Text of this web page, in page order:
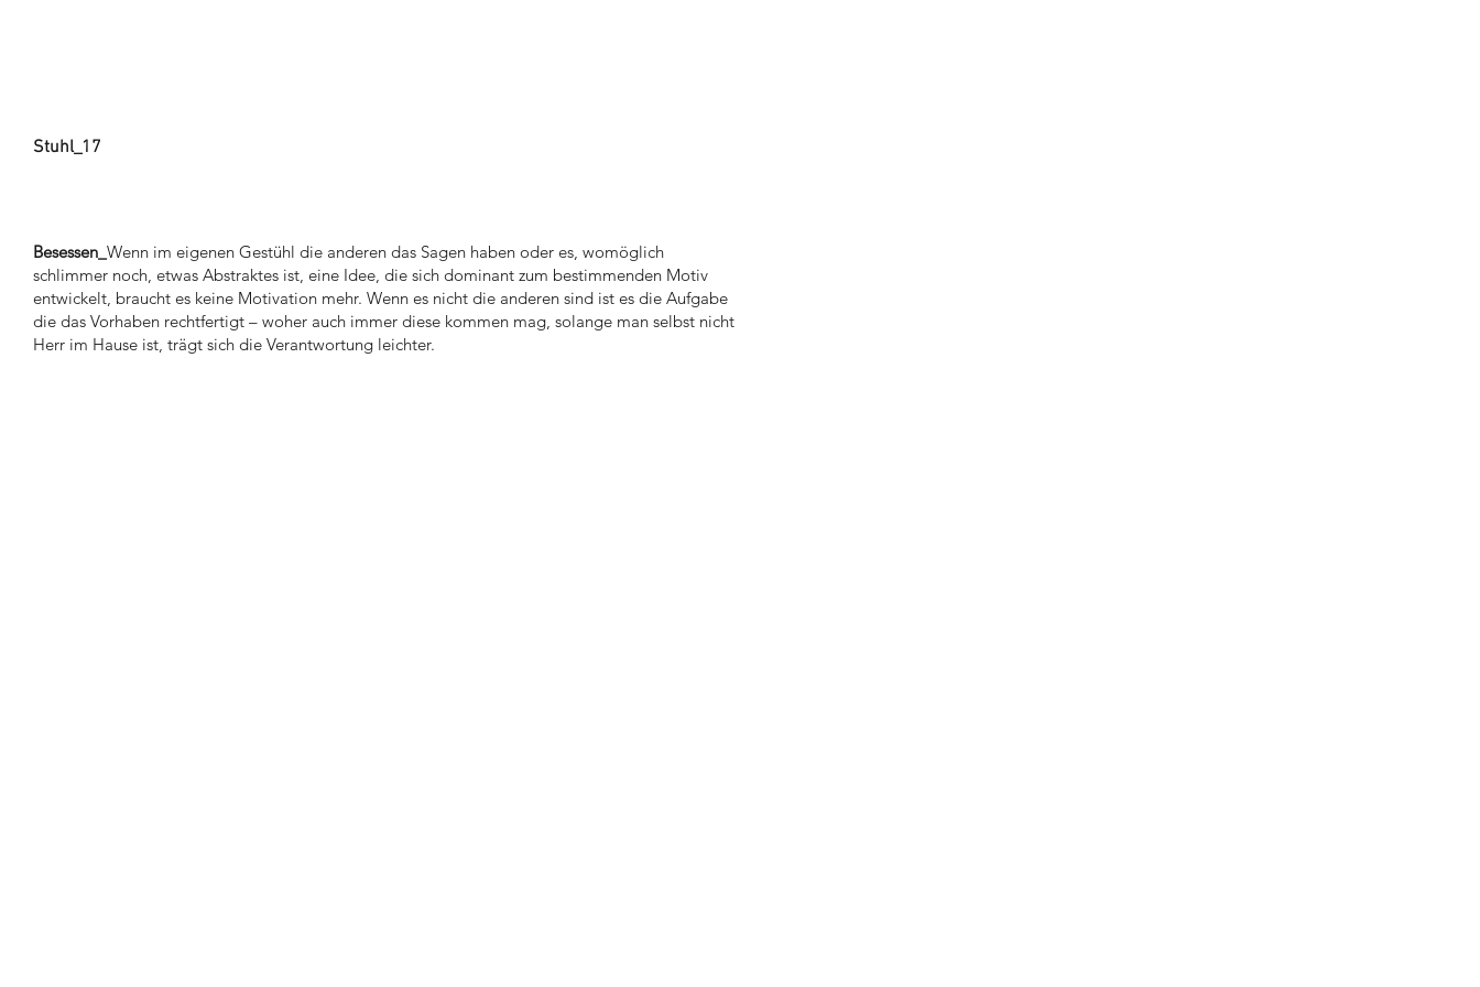
Besessen_ Wenn im eigenen Gestühl die anderen das Sagen haben oder es, womöglich
schlimmer noch, etwas Abstraktes ist, eine Idee, die sich dominant zum bestimmenden Motiv
entwickelt, braucht es keine Motivation mehr. Wenn es nicht die anderen sind ist es die Aufgabe
die das Vorhaben rechtfertigt – woher auch immer diese kommen mag, solange man selbst nicht
Herr im Hause ist, trägt sich die Verantwortung leichter.
Stuhl_17